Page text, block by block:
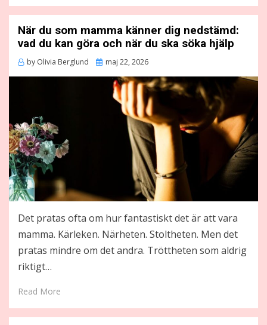
När du som mamma känner dig nedstämd:
vad du kan göra och när du ska söka hjälp
by Olivia Berglund
Postedmaj 22, 2026
Det pratas ofta om hur fantastiskt det är att vara
mamma. Kärleken. Närheten. Stoltheten. Men det
pratas mindre om det andra. Tröttheten som aldrig
riktigt…
Read More